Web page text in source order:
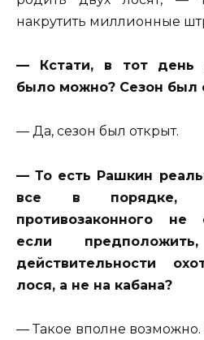
накрутить миллионные
— Кстати, в тот день
было можно? Сезон был
— Да, сезон был открыт.
— То есть Рашкин
все в порядке,
противозаконного
если
действительности
лося, а не на кабана?
— Такое вполне возможно.